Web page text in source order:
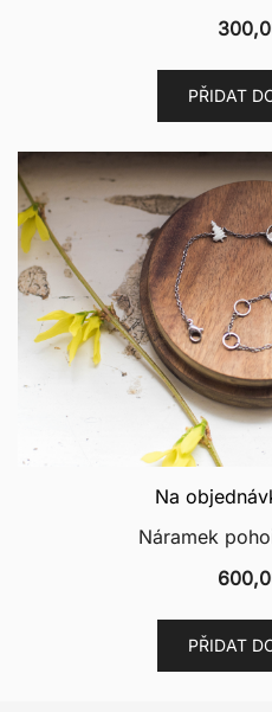
PŘIDAT
Na
Náramek
PŘIDAT